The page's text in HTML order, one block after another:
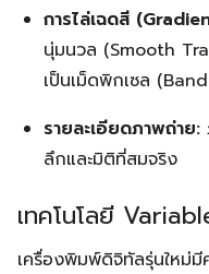
การไล่เฉดสี
นุ่มนวล (Smooth
เป็นเม็ดพิกเซล
รายละเอียดภาพถ่าย:
ลึกและมิติที่สมจริง
เทคโนโลยี
เครื่องพิมพ์ดิจิทัลรุ่นใหม่